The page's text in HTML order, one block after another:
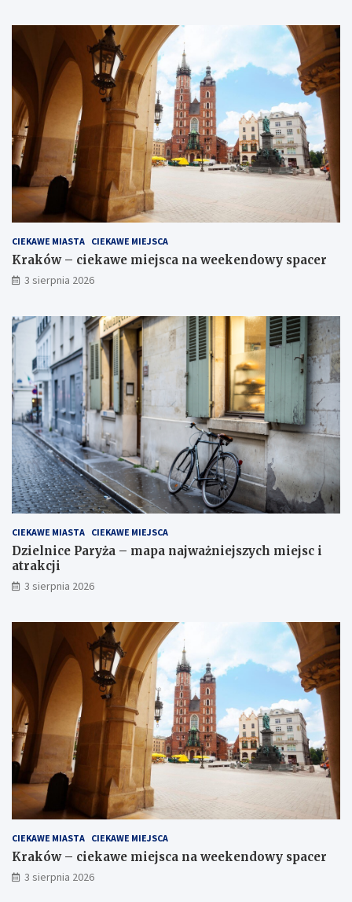
CIEKAWE MIASTA CIEKAWE MIEJSCA
Kraków – ciekawe miejsca na weekendowy spacer
3 sierpnia 2026
CIEKAWE MIASTA CIEKAWE MIEJSCA
Dzielnice Paryża – mapa najważniejszych miejsc i
atrakcji
3 sierpnia 2026
CIEKAWE MIASTA CIEKAWE MIEJSCA
Kraków – ciekawe miejsca na weekendowy spacer
3 sierpnia 2026